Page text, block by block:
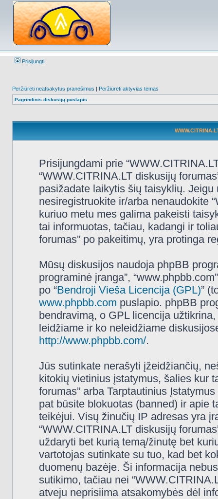
Prisijungti
Peržiūrėti neatsakytus pranešimus | Peržiūrėti aktyvias temas
Pagrindinis diskusijų puslapis
Prisijungdami prie
“WWW.CITRINA.LT diskusijų
pasižadate laikytis šių taisyklių.
nesiregistruokite ir/arba nenaudokite
kuriuo metu mes galima pakeisti
tai informuotas, tačiau, kadangi ir
forumas” po pakeitimų, yra protinga
Mūsų diskusijos naudoja phpBB
programinė įranga”,
po “Bendroji Vieša Licencija (GPL)”
www.phpbb.com puslapio. phpBB
bendravimą, o GPL licencija
leidžiame ir ko neleidžiame
http://www.phpbb.com/.
Jūs sutinkate nerašyti įžeidžiančių,
kitokių vietinius įstatymus, šalies kur
forumas” arba Tarptautinius
pat būsite blokuotas (banned) ir apie
teikėjui. Visų žinučių IP adresas yra
“WWW.CITRINA.LT diskusijų
uždaryti bet kurią temą/žinutę bet
vartotojas sutinkate su tuo, kad bet
duomenų bazėje. Ši informacija
sutikimo, tačiau nei
atveju neprisiima atsakomybės dėl